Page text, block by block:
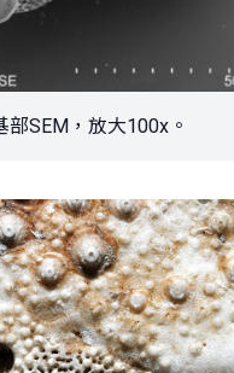
SEM，放大100x。